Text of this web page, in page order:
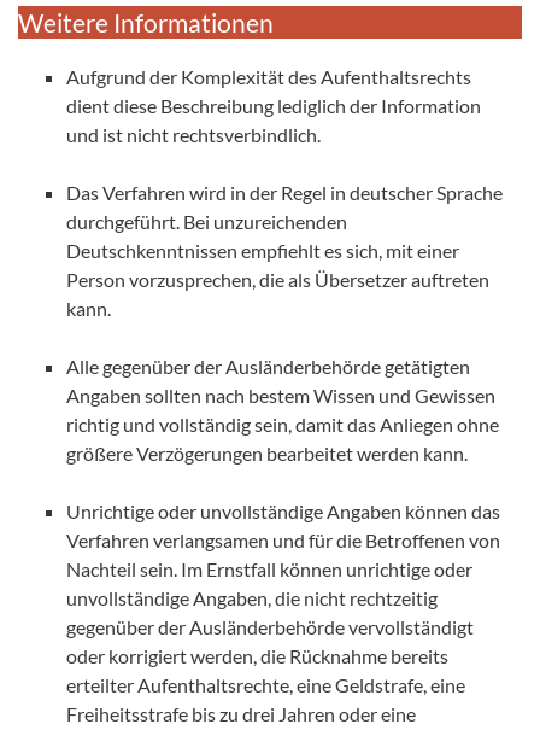
Weitere Informationen
Aufgrund der Komplexität des Aufenthaltsrechts
dient diese Beschreibung lediglich der Information
und ist nicht rechtsverbindlich.
Das Verfahren wird in der Regel in deutscher Sprache
durchgeführt. Bei unzureichenden
Deutschkenntnissen empfiehlt es sich, mit einer
Person vorzusprechen, die als Übersetzer auftreten
kann.
Alle gegenüber der Ausländerbehörde getätigten
Angaben sollten nach bestem Wissen und Gewissen
richtig und vollständig sein, damit das Anliegen ohne
größere Verzögerungen bearbeitet werden kann.
Unrichtige oder unvollständige Angaben können das
Verfahren verlangsamen und für die Betroffenen von
Nachteil sein. Im Ernstfall können unrichtige oder
unvollständige Angaben, die nicht rechtzeitig
gegenüber der Ausländerbehörde vervollständigt
oder korrigiert werden, die Rücknahme bereits
erteilter Aufenthaltsrechte, eine Geldstrafe, eine
Freiheitsstrafe bis zu drei Jahren oder eine